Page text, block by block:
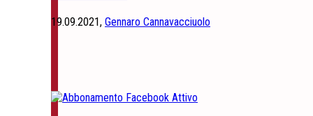
19.09.2021, Gennaro Cannavacciuolo